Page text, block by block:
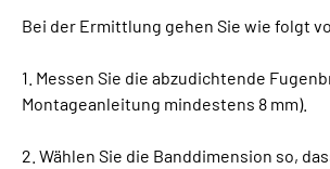
Bei der Ermittlung gehen Sie wie folgt
1. Messen Sie die abzudichtende
Montageanleitung mindestens 8 mm).
2. Wählen Sie die Banddimension so,